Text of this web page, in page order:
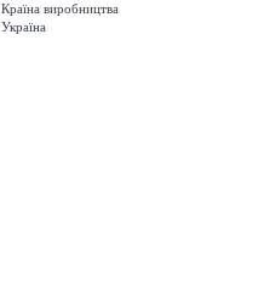
Країна виробництва
Україна